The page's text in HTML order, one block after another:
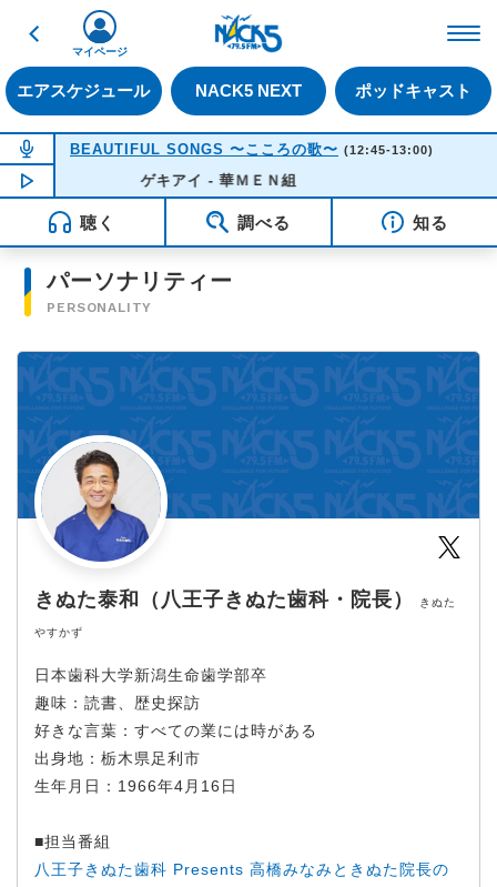
戻る
エアスケジュール NACK5 NEXT ポッドキャスト
マイページ
NOW ON AIR
BEAUTIFUL SONGS 〜こころの歌〜 (12:45-13:00)
NOW PLAYING12:50
ゲキアイ - 華ＭＥＮ組
聴く 調べる 知る
パーソナリティー
PERSONALITY
きぬた泰和（八王子きぬた歯科・院長） きぬた
やすかず
日本歯科大学新潟生命歯学部卒
趣味：読書、歴史探訪
好きな言葉：すべての業には時がある
出身地：栃木県足利市
生年月日：1966年4月16日
■担当番組
八王子きぬた歯科 Presents 高橋みなみときぬた院長の